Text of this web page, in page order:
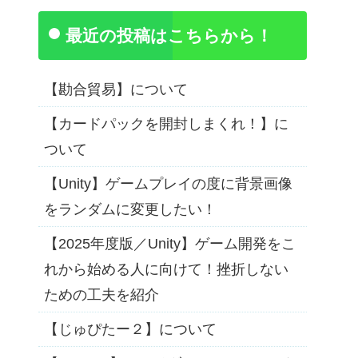
最近の投稿はこちらから！
【勘合貿易】について
【カードパックを開封しまくれ！】に
ついて
【Unity】ゲームプレイの度に背景画像
をランダムに変更したい！
【2025年度版／Unity】ゲーム開発をこ
れから始める人に向けて！挫折しない
ための工夫を紹介
【じゅぴたー２】について